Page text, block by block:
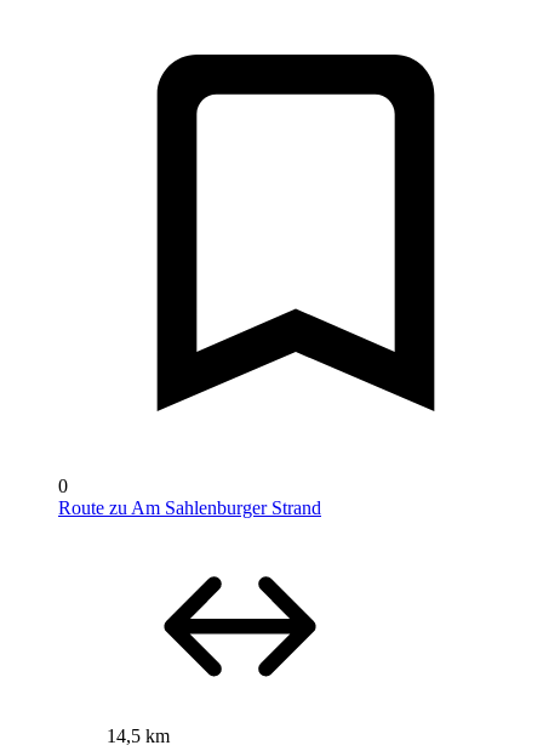
0
Route zu Am Sahlenburger Strand
14,5 km